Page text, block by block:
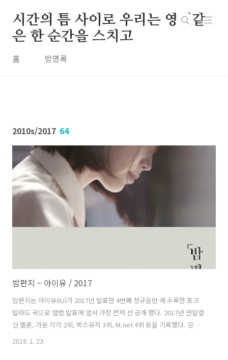
시간의 틈 사이로 우리는 영원같
은 한 순간을 스치고
홈 방명록
2010s/2017 64
밤편지 – 아이유 / 2017
밤편지는 아이유(IU)가 2017년 발표한 4번째 정규음반 에 수록한 포크
발라드 곡으로 앨범 발표에 앞서 가장 먼저 선 공개 했다. 2017년 연말결
산 멜론, 가온 각각 2위, 벅스뮤직 3위, M.net 4위 등을 기록했다. 김제휘
와 김희원이 작곡과 편곡을 했고 아이유가 작사했다. 앨범 발매 기념 음
2018. 1. 23.